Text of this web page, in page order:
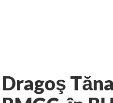
Dragoş